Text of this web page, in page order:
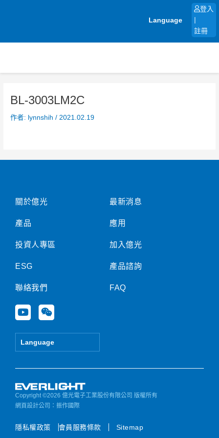
Language
登入
註冊
BL-3003LM2C
作者: lynnshih/ 2021.02.19
關於億光
產品
投資人專區
ESG
聯絡我們
Y
o
u
e
W
e
i
Language
最新消息
應用
加入億光
產品諮詢
FAQ
Copyright ©2026 億光電子工業股份有限公司 版權所有
網頁設計公司 ：振作國際
隱私權政策 會員服務條款 Sitemap